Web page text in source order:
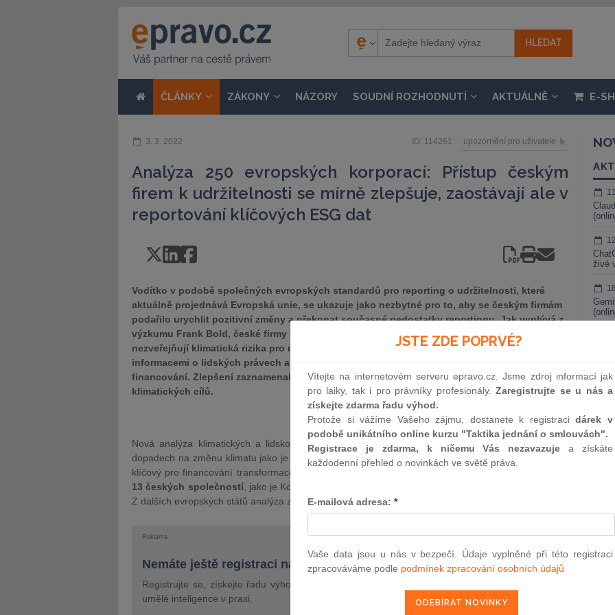
ČLÁNKY ZÁKONY NÁZORY SOUDNÍ ROZHODNUTÍ AKTUÁLNĚ E-
3. 3. 2022 ID: 114261 upozornění pro uživatele
Analýza 250 evropských korporací: Přístup českým
firem k udržitelnosti se mírně zlepšuje, zaostávají ale v
reportování klíčových ESG dat
Vodítko v podobě společných evropských standardů pro reporting o udržitelnosti, které
aktuálně projednává Evropská unie, se ukazuje jako nezbytné pro to, aby se českým firmám
podařilo urychlit pozitivní změny a překonat současné nedostatky reportingu. Jak vyplývá z
výzkumu Frank Bold, české firmy nedostatečně reportují emise skleníkových plynů,
nezveřejňují klimatická rizika pro různé časové horizonty, a z velké části se nezabývají ani
informacemi o lidských právech a due diligence, které jsou nezbytné pro přístup k zelenému
financování. Zlepšení zaznamenali analytici například v reportování vědecky podložených
klimatických cílů.
Nová analýza klimatických a lidskoprávních reportů se zaměřila na firmy z rizikových odvětví v
dopadech na změnu klimatu jako je energetika, doprava, stavebnictví anebo sektor financí, který je
klíčový pro financování transformace ekonomiky. V České republice výzkumníci analyzovali celkem
13 českých společností, jako je Komerční banka, ČEZ, Škoda auto, Česká spořitelna nebo Kofola.
Z dalších evropských států analýza zahrnovala Španělsko, Polsko a Německo.
Reklama
Nemáte ještě registraci na epravo.cz?
Registrujte se, získejte řadu výhod a jako dárek Vám zašleme aktuální online kurz na využití
umělé inteligence v praxi.
živé
JSTE ZDE POPRVÉ?
Vítejte na internetovém serveru epravo.cz. Jsme zdroj informací jak
pro laiky, tak i pro právníky profesionály.Zaregistrujte se u nás a
získejte zdarma řadu výhod.
Protože si vážíme Vašeho zájmu, dostanete k registracidárek v
podobě unikátního online kurzu "Taktika jednání o smlouvách".
Registrace je zdarma, k ničemu Vás nezavazuje a získáte
každodenní přehled o novinkách ve světě práva.
E-mailová adresa: *
Vaše data jsou u nás v bezpečí. Údaje vyplněné při této registraci
zpracováváme podle podmínek zpracování osobních údajů